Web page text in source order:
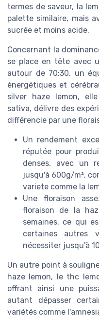
termes de saveur, la
palette similaire, mais
sucrée et moins acide.
Concernant la
se place en tête avec
autour de 70:30, un
énergétiques et
silver haze lemon,
sativa, délivre des
différencie par une
Un rendement
réputée pour
denses, avec un
jusqu'à 600g/m²,
variete comme la
Une floraison
floraison de la
semaines, ce qui
certaines autres
nécessiter jusqu'à
Un autre point à
haze lemon, le thc
offrant ainsi une
autant dépasser
variétés comme